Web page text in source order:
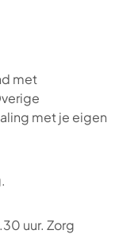
met
met je eigen
uur. Zorg